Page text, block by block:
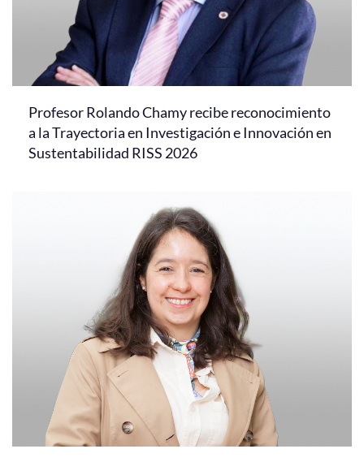
Profesor Rolando Chamy recibe reconocimiento
a la Trayectoria en Investigación e Innovación en
Sustentabilidad RISS 2026